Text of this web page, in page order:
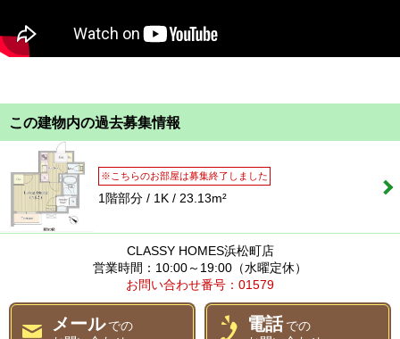
この建物内の過去募集情報
※こちらのお部屋は募集終了しました
1階部分 / 1K / 23.13m²
CLASSY HOMES浜松町店
営業時間：10:00～19:00（水曜定休）
お問い合わせ番号：01579
メール での
電話 での